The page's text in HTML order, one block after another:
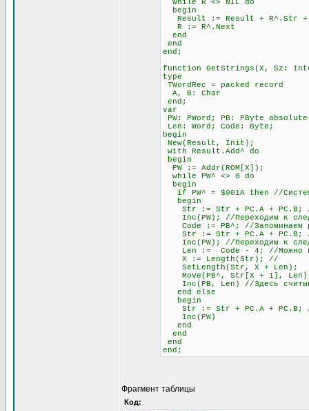
While R <> NIL do
begin
Result := Result + R^.Str +
R := R^.Next
end
end
end;
function GetStrings(X, Sz:
type
TWordRec = packed record
A, B: Char
end;
var
PW: PWord; PB: PByte
Len: Word; Code: Byte;
begin
New(Result, Init);
with Result.Add^ do
begin
PW := Addr(ROM[X]);
while PW^ <> 0 do
begin
if PW^ = $001A then //
begin
Str := Str + PC.A + PC.B; //
Inc(PW); //Переходим к
Code := PB^; //Запоминаем
Str := Str + PC.A + PC.B; //
Inc(PW); //Переходим к
Len := Code - 4; //Можно
X := Length(Str); //
SetLength(Str, X +
Move(PB^, Str[X + 1],
Inc(PB, Len) //Здесь
end else
begin
Str := Str + PC.A + PC.B; //
Inc(PW)
end
end
end
end;
Фрагмент таблицы
Код: